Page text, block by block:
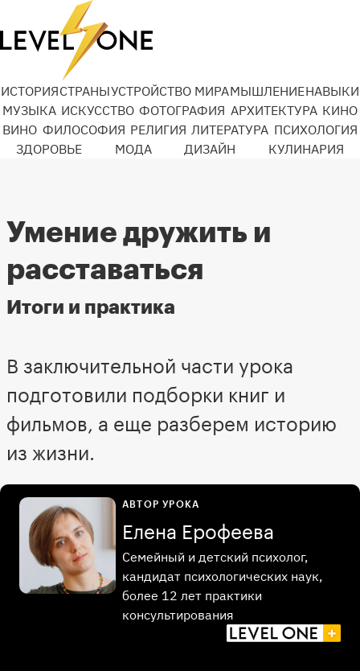
ИСТОРИЯСТРАНЫУСТРОЙСТВО МИРАМЫШЛЕНИЕНАВЫКИ
МУЗЫКА ИСКУССТВО ФОТОГРАФИЯ АРХИТЕКТУРА КИНО
ВИНО ФИЛОСОФИЯ РЕЛИГИЯ ЛИТЕРАТУРА ПСИХОЛОГИЯ
ЗДОРОВЬЕ
МОДА ДИЗАЙН КУЛИНАРИЯ
Умение дружить и
расставаться
Итоги и практика
В заключительной части урока
подготовили подборки книг и
фильмов, а еще разберем историю
из жизни.
АВТОР УРОКА
Елена Ерофеева
Семейный и детский психолог,
кандидат психологических наук,
более 12 лет практики
консультирования